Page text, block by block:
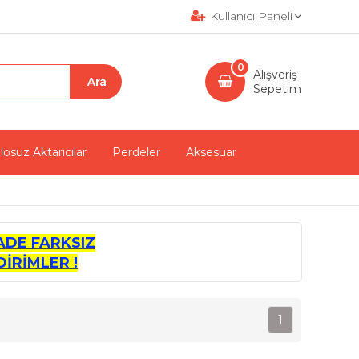
Kullanıcı Paneli
Alışveriş
Sepetim
0
Aktarıcılar Perdeler Aksesuar
FARKSIZ
!
1